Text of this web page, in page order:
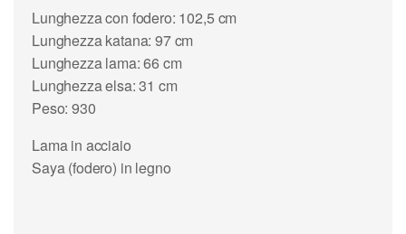
Lunghezza con fodero: 102,5 cm
Lunghezza katana: 97 cm
Lunghezza lama: 66 cm
Lunghezza elsa: 31 cm
Peso: 930
Lama in acciaio
Saya (fodero) in legno